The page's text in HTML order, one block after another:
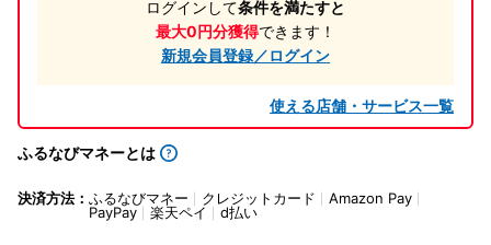
ログインして条件を満たすと
最大0円分獲得できます！
新規会員登録／ログイン
使える店舗・サービス一覧
ふるなびマネーとは
決済方法： ふるなびマネー クレジットカード
Amazon Pay
PayPay
楽天ペイ d払い